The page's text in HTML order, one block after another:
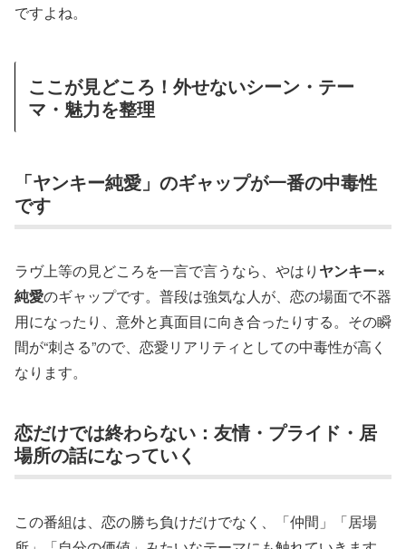
ですよね。
ここが見どころ！外せないシーン・テー
マ・魅力を整理
「ヤンキー純愛」のギャップが一番の中毒性
です
ラヴ上等の見どころを一言で言うなら、やはり ヤンキー×
純愛のギャップです。普段は強気な人が、恋の場面で不器
用になったり、意外と真面目に向き合ったりする。その瞬
間が“刺さる”ので、恋愛リアリティとしての中毒性が高く
なります。
恋だけでは終わらない：友情・プライド・居
場所の話になっていく
この番組は、恋の勝ち負けだけでなく、「仲間」「居場